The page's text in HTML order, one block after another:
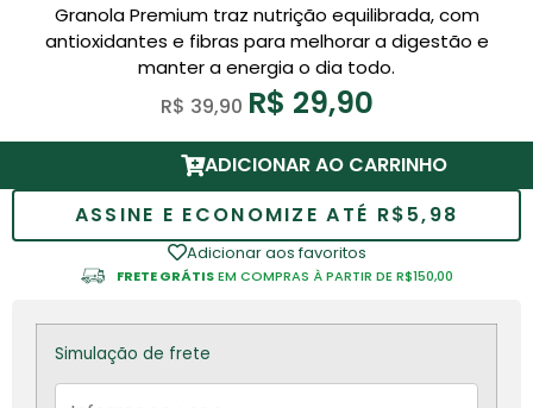
Granola Premium traz nutrição equilibrada, com
antioxidantes e fibras para melhorar a digestão e
manter a energia o dia todo.
R$ 39,90 R$ 29,90
ADICIONAR AO CARRINHO
ASSINE E ECONOMIZE ATÉ R$5,98
Adicionar aos favoritos
FRETE GRÁTISEM COMPRAS À PARTIR DE R$150,00
Simulação de frete